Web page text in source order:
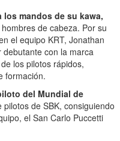
los mandos de su kawa,
de cabeza. Por su
el equipo KRT, Jonathan
con la marca
los pilotos rápidos,
formación.
del Mundial de
de SBK, consiguiendo
el San Carlo Puccetti